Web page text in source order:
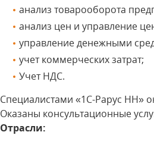
анализ товарооборота
анализ цен и управление
управление денежными
учет коммерческих затрат;
Учет НДС.
Специалистами «1С-Рарус НН»
Оказаны консультационные
Отрасли: